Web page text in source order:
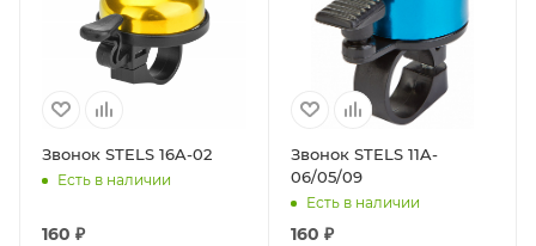
Звонок STELS 16A-02
Есть в наличии
160 ₽
Звонок STELS 11A-
06/05/09
Есть в наличии
160 ₽